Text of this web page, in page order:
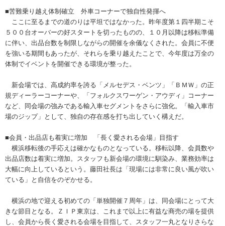
■苦難乗り越え体制確立 外車コーナーで独自性発揮へ
ここに至るまでの道のりは平坦ではなかった。昨年度第１四半期こそ
５００台オーバーの好スタートを切ったものの、１０月以降は移転準備
に伴い、出品台数を制限しながらの開催を余儀なくされた。会員に不便
を強いる期間もあったが、それらを乗り越えたことで、今年度は万全の
体制でイベントを開催できる環境が整った。
新会場では、高成約率を誇る「メルセデス・ベンツ」「ＢＭＷ」の正
規ディーラーコーナーや、「フォルクスワーゲン・アウディ」コーナー
など、同会場の強みである輸入車セグメントをさらに強化。「輸入車市
場のジップ」として、独自の存在感を打ち出していく構えだ。
■会員・出品店も着実に増加 「長く愛される会場」目指す
横浜移転後の手応えは確かなものとなっている。移転以降、会員数や
出品店数は着実に増加。スタッフも新会場の環境に馴染み、業務効率は
大幅に向上しているという。藤田社長は「現場には非常に良い風が吹い
ている」と自信をのぞかせる。
横浜の地で迎える初めての「単独開催７周年」は、同会場にとって大
きな節目となる。ＺＩＰ東京は、これまで以上に有益な商売の場を提供
し、会員から長く愛される会場を目指して、スタッフ一丸となりさらな